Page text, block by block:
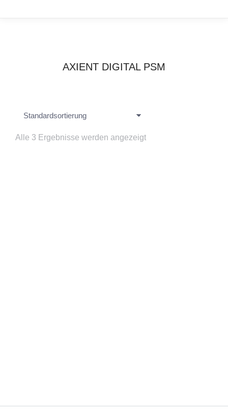
AXIENT DIGITAL PSM
Alle 3 Ergebnisse werden angezeigt